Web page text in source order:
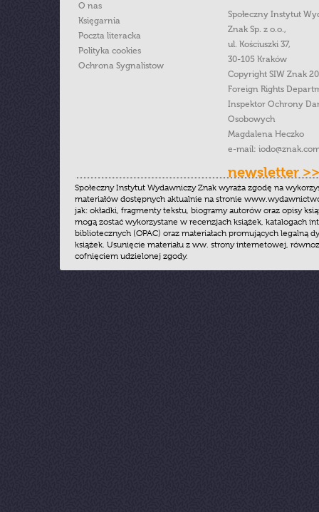
O nas
Księgarnia
Poczta literacka
Polityka cookies
Ochrona Sygnalistow
Społeczny Instytut
Znak Sp. z o.o.,
ul. Kościuszki 37,
30-105 Kraków
Copyright SIW Znak
Foreign Rights
Inspektor Ochrony
Osobowych
Magdalena Heczko
e-mail:
newsletter >>
Społeczny Instytut Wydawniczy Znak wyraża zgodę na
materiałów dostępnych aktualnie na stronie
jak: okładki, fragmenty tekstu, biogramy autorów oraz opisy
mogą zostać wykorzystane w recenzjach książek, katalogach
bibliotecznych (OPAC) oraz materiałach promujących legalną
książek. Usunięcie materiału z ww. strony internetowej,
cofnięciem udzielonej zgody.